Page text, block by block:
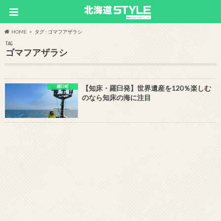
HOME タグ : ゴマフアザラシ
TAG
ゴマフアザラシ
羅臼町
【知床・羅臼発】世界遺産を120％楽しむ
のなら知床の海に注目